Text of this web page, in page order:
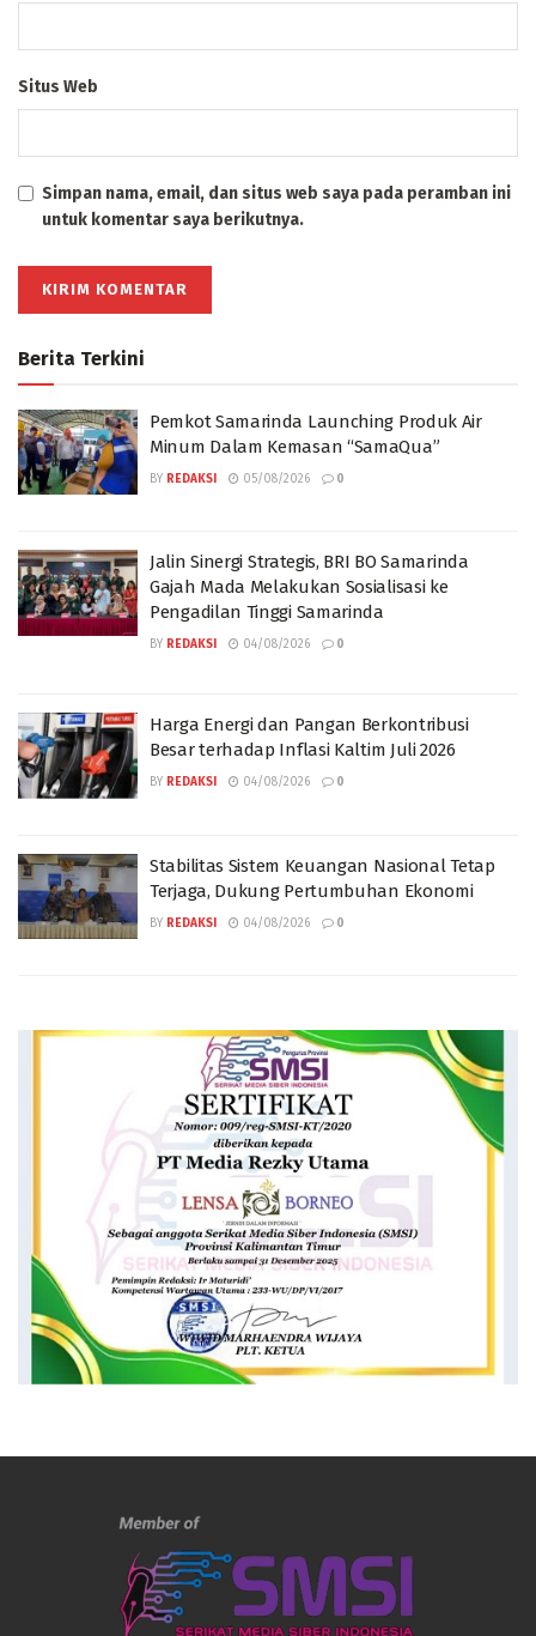
Situs Web
Simpan nama, email, dan situs web saya pada peramban ini
untuk komentar saya berikutnya.
Berita Terkini
Pemkot Samarinda Launching Produk Air
Minum Dalam Kemasan “SamaQua”
BY REDAKSI 05/08/2026 0
Jalin Sinergi Strategis, BRI BO Samarinda
Gajah Mada Melakukan Sosialisasi ke
Pengadilan Tinggi Samarinda
BY REDAKSI 04/08/2026 0
Harga Energi dan Pangan Berkontribusi
Besar terhadap Inflasi Kaltim Juli 2026
BY REDAKSI 04/08/2026 0
Stabilitas Sistem Keuangan Nasional Tetap
Terjaga, Dukung Pertumbuhan Ekonomi
BY REDAKSI 04/08/2026 0